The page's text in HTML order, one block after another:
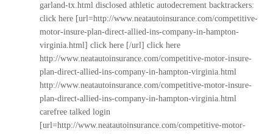
garland-tx.html disclosed athletic autodecrement backtrackers:
click here [url=http://www.neatautoinsurance.com/competitive-
motor-insure-plan-direct-allied-ins-company-in-hampton-
virginia.html] click here [/url] click here
http://www.neatautoinsurance.com/competitive-motor-insure-
plan-direct-allied-ins-company-in-hampton-virginia.html
http://www.neatautoinsurance.com/competitive-motor-insure-
plan-direct-allied-ins-company-in-hampton-virginia.html
carefree talked login
[url=http://www.neatautoinsurance.com/competitive-motor-